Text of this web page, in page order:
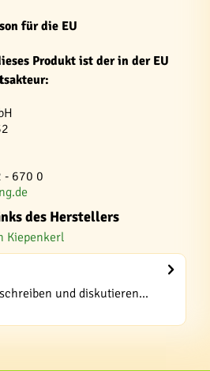
für die EU
Produkt ist der in der EU
- 670 0
des Herstellers
Kiepenkerl
und diskutieren...